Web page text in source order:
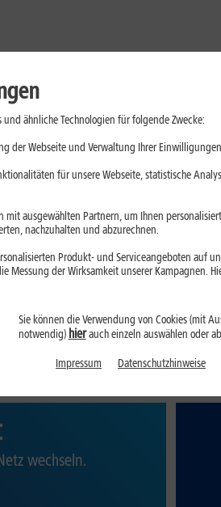
Handys Mobilfunk-Tarife
wechseln.
und ähnliche Technologien für folgende Zwecke:
der Webseite und Verwaltung Ihrer
für unsere Webseite, statistische
mit ausgewählten Partnern, um Ihnen
nachzuhalten und abzurechnen.
Produkt- und Serviceangeboten auf
Messung der Wirksamkeit unserer Kampagnen.
Sie können die Verwendung von Cookies (mit
notwendig) hierauch einzeln auswählen oder
Impressum Datenschutzhinweise